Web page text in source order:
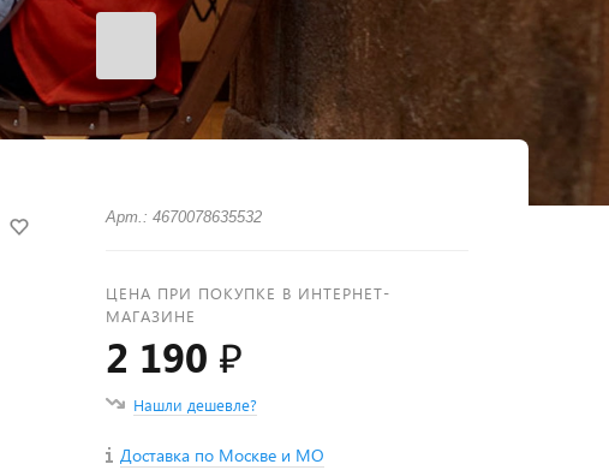
Арт.: 4670078635532
ЦЕНА ПРИ ПОКУПКЕ В ИНТЕРНЕТ-
МАГАЗИНЕ
2 190 ₽
Нашли дешевле?
Доставка по Москве и МО